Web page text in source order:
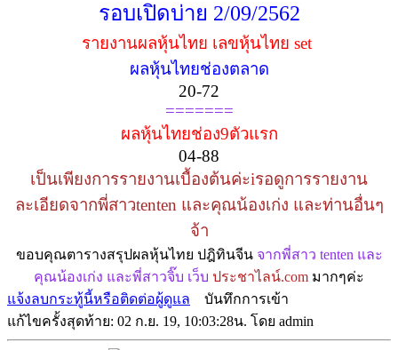
รอบเปิดบ่าย 2/09/2562
รายงานผลหุ้นไทย เลขหุ้นไทย set
ผลหุ้นไทยช่องตลาด
20-72
=======
ผลหุ้นไทยช่อง9ตัวแรก
04-88
เป็นเพียงการรายงานเบื้องต้นค่ะiรอดูการรายงาน
ละเอียดจากพี่สาวtenten และคุณน้องเก่ง และท่านอื่นๆ
จ้า
ขอบคุณตารางสรุปผลหุ้นไทย ปฎิทินจีน จากพี่สาว tenten และ
คุณน้องเก่ง และพี่สาวจิ๊บ เว็บ ประชาไลน์.com มากๆค่ะ
แจ้งลบกระทู้นี้หรือติดต่อผู้ดูแล
บันทึกการเข้า
แก้ไขครั้งสุดท้าย: 02 ก.ย. 19, 10:03:28น. โดย admin